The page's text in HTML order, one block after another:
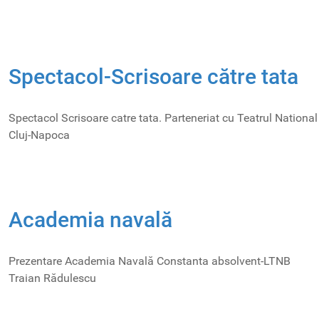
Spectacol-Scrisoare către tata
Spectacol Scrisoare catre tata. Parteneriat cu Teatrul National
Cluj-Napoca
Academia navală
Prezentare Academia Navală Constanta absolvent-LTNB
Traian Rădulescu